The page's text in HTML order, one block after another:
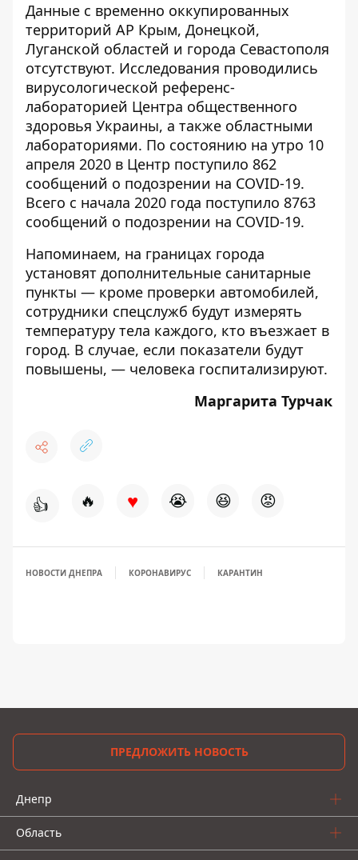
Данные с временно оккупированных
территорий АР Крым, Донецкой,
Луганской областей и города Севастополя
отсутствуют. Исследования проводились
вирусологической референс-
лабораторией Центра общественного
здоровья Украины, а также областными
лабораториями. По состоянию на утро 10
апреля 2020 в Центр поступило 862
сообщений о подозрении на COVID-19.
Всего с начала 2020 года поступило 8763
сообщений о подозрении на COVID-19.
Напоминаем, на границах города
установят дополнительные санитарные
пункты — кроме проверки автомобилей,
сотрудники спецслужб будут измерять
температуру тела каждого, кто въезжает в
город. В случае, если показатели будут
повышены, — человека госпитализируют.
Маргарита Турчак
👍 🔥 ♥ 😭 😆 😡
НОВОСТИ ДНЕПРА КОРОНАВИРУС КАРАНТИН
ПРЕДЛОЖИТЬ НОВОСТЬ
Днепр
Область